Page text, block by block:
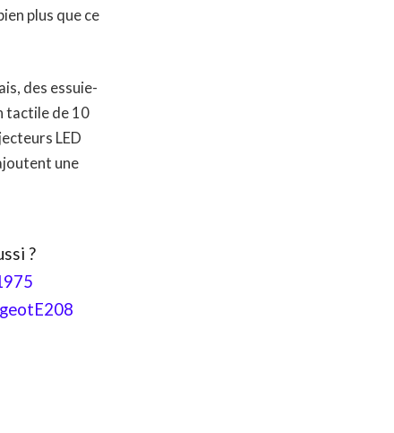
plus que ce
des essuie-
tactile de 10
LED
une
?